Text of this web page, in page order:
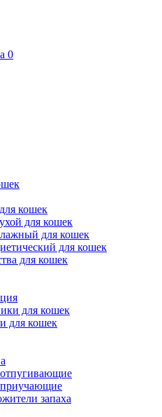
0
кошек
для кошек
для кошек
для кошек
для кошек
для кошек
для кошек
запаха